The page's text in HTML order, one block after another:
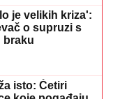
je velikih kriza':
o supruzi s
braku
isto: Četiri